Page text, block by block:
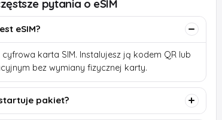
pytania o eSIM
eSIM?
cyfrowa karta SIM. Instalujesz ją kodem QR lub
bez wymiany fizycznej karty.
pakiet?